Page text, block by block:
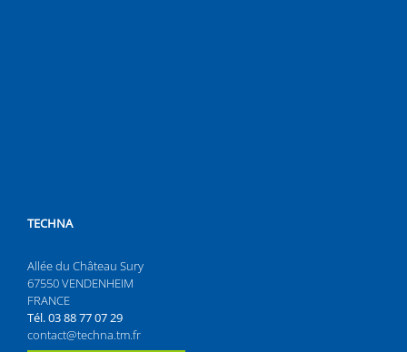
TECHNA
Allée du Château Sury
67550 VENDENHEIM
FRANCE
Tél. 03 88 77 07 29
contact@techna.tm.fr